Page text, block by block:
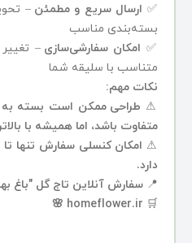
✅ ارسال سریع و مطمئن –
بسته‌بندی مناسب
✅ امکان سفارشی‌سازی –
متناسب با سلیقه شما
نکات مهم:
⚠ طراحی ممکن است بسته
متفاوت باشد، اما همیشه با
⚠
دارد.
📍 سفارش آنلاین تاج گل "باغ
🛒
homeflower.ir
🌸